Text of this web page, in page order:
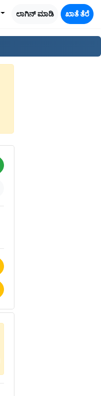
ಲಾಗಿನ್ ಮಾಡಿ ಖಾತೆ ತೆರೆ